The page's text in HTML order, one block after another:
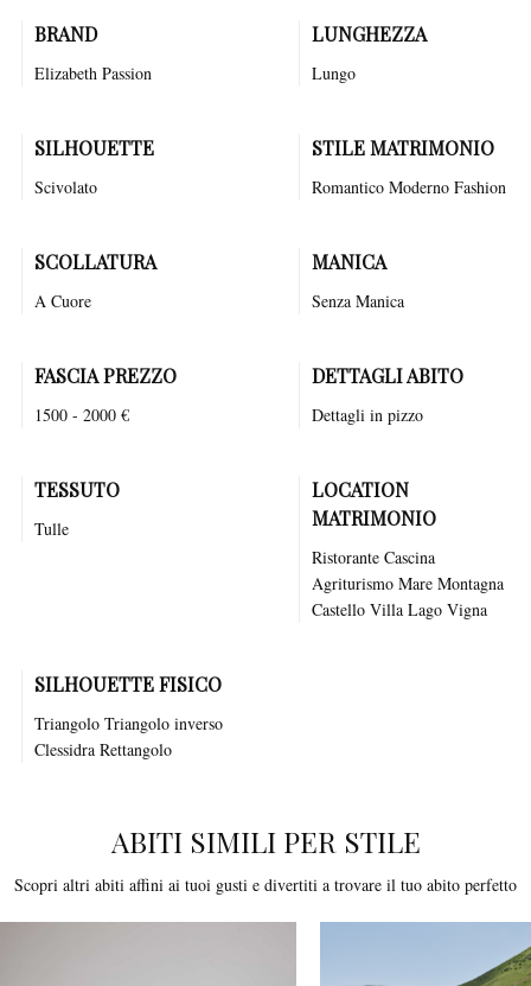
BRAND
Elizabeth Passion
LUNGHEZZA
Lungo
SILHOUETTE
Scivolato
STILE MATRIMONIO
Romantico Moderno Fashion
SCOLLATURA
A Cuore
MANICA
Senza Manica
FASCIA PREZZO
1500 - 2000 €
DETTAGLI ABITO
Dettagli in pizzo
TESSUTO
Tulle
LOCATION
MATRIMONIO
Ristorante Cascina
Agriturismo Mare Montagna
Castello Villa Lago Vigna
SILHOUETTE FISICO
Triangolo Triangolo inverso
Clessidra Rettangolo
ABITI SIMILI PER STILE
Scopri altri abiti affini ai tuoi gusti e divertiti a trovare il tuo abito perfetto